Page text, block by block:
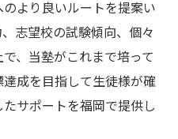
より良いルートを提案い
志望校の試験傾向、個々
、当塾がこれまで培って
成を目指して生徒様が確
サポートを福岡で提供し